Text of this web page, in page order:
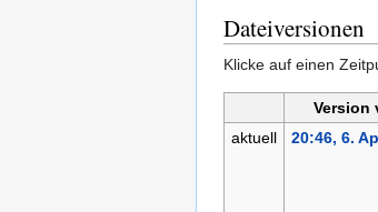
Dateiversionen
Klicke auf einen
Version
aktuell
20:46, 6.